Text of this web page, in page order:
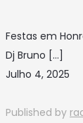
Festas em
Dj Bruno […]
Julho 4, 2025
Published by